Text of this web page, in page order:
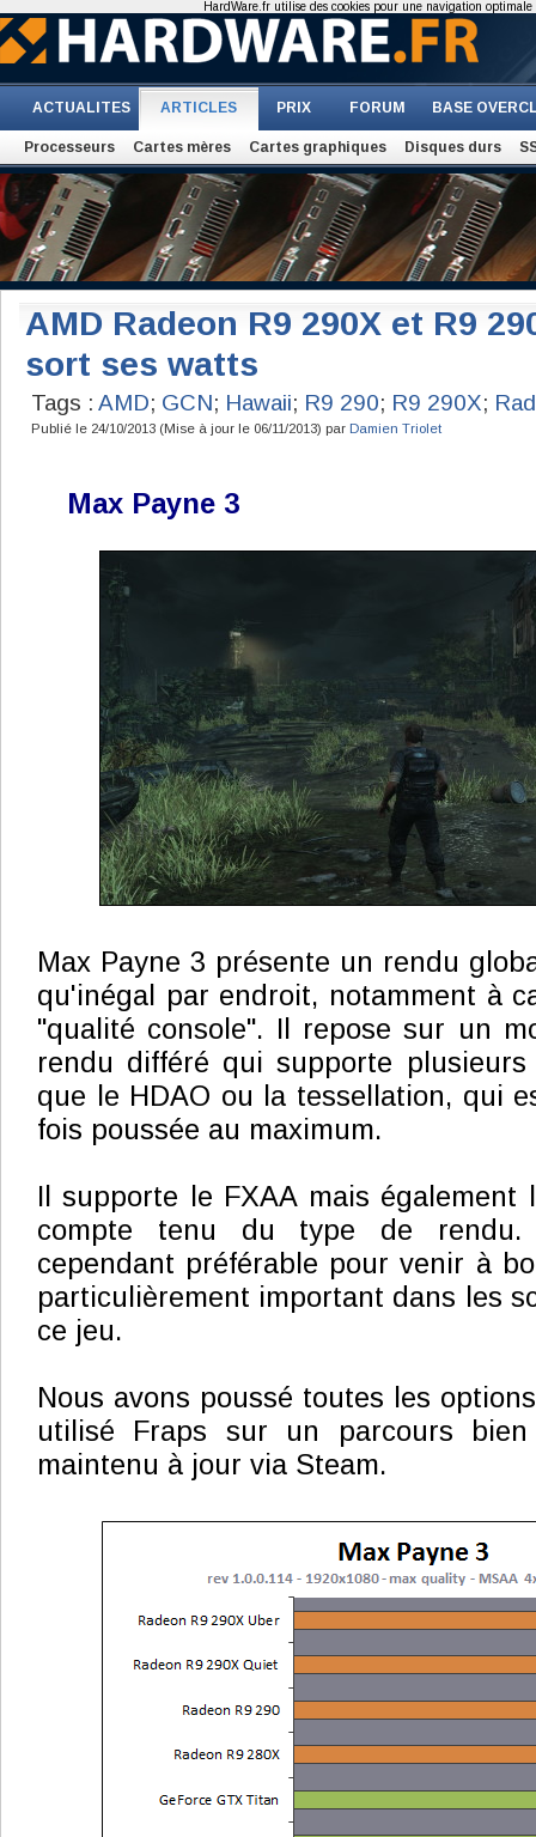
ACTUALITES ARTICLES PRIX FORUM BASE
Processeurs Cartes mères Cartes graphiques Disques durs
AMD Radeon R9 290X et R9
sort ses watts
Tags : AMD; GCN; Hawaii; R9 290; R9 290X;
Publié le 24/10/2013 (Mise à jour le 06/11/2013) par Damien Triolet
Max Payne 3
Max Payne 3 présente un rendu
qu'inégal par endroit, notamment à
"qualité console". Il repose sur un
rendu différé qui supporte
que le HDAO ou la tessellation, qui
fois poussée au maximum.
Il supporte le FXAA mais également
compte tenu du type de rendu.
cependant préférable pour venir à
particulièrement important dans les
ce jeu.
Nous avons poussé toutes les
utilisé Fraps sur un parcours
maintenu à jour via Steam.
HardWare.fr utilise des cookies pour une navigation